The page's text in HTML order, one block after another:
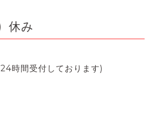
休み
時間受付しております)